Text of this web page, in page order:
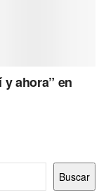
ahora” en
Buscar